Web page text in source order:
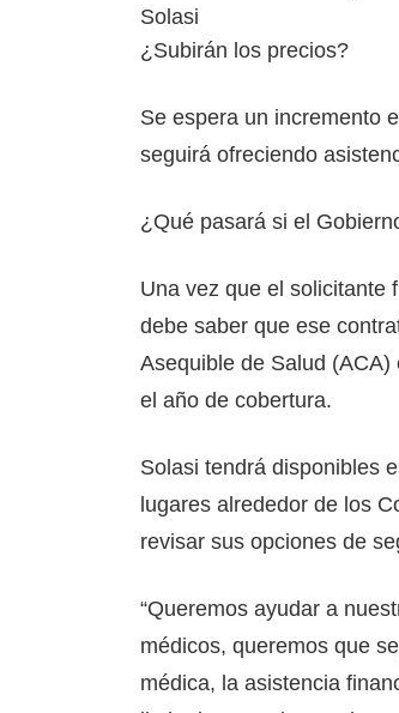
Solasi
¿Subirán los precios?
Se espera un incremento
seguirá ofreciendo
¿Qué pasará si el
Una vez que el solicitante
debe saber que ese
Asequible de Salud
el año de cobertura.
Solasi tendrá disponibles
lugares alrededor de los
revisar sus opciones de
“Queremos ayudar a
médicos, queremos que
médica, la asistencia